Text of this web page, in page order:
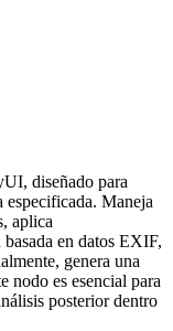
diseñado para
especificada. Maneja
aplica
en datos EXIF,
genera una
nodo es esencial para
posterior dentro